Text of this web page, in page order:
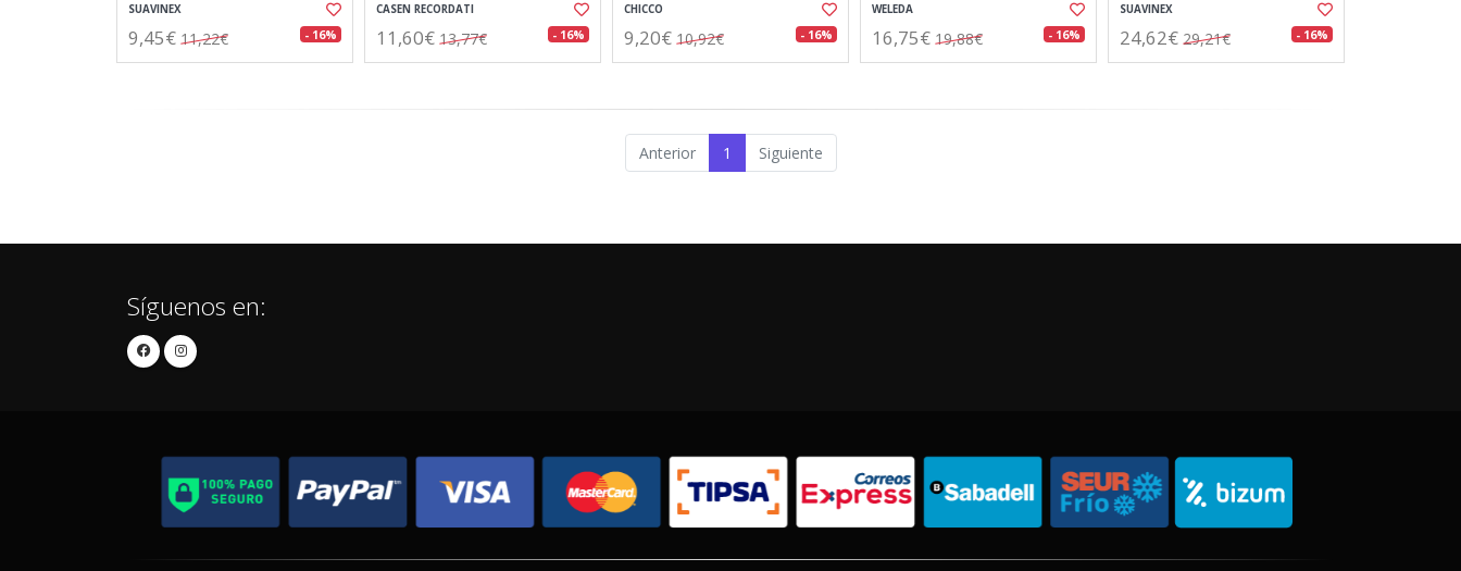
SUAVINEX
9,45€ 11,22€ - 16%
CASEN RECORDATI
11,60€ 13,77€ - 16%
CHICCO
9,20€ 10,92€ - 16%
WELEDA
16,75€ 19,88€ - 16%
SUAVINEX
24,62€ 29,21€ - 16%
Anterior 1 Siguiente
Síguenos en: